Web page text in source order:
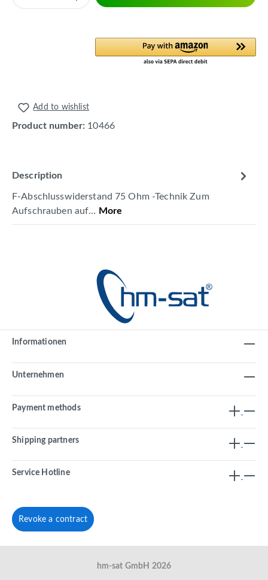
Add to wishlist
Product number: 10466
Description
F-Abschlusswiderstand 75 Ohm -Technik Zum
Aufschrauben auf… More
Informationen
Unternehmen
Payment methods
Shipping partners
Service Hotline
Revoke a contract
hm-sat GmbH 2026